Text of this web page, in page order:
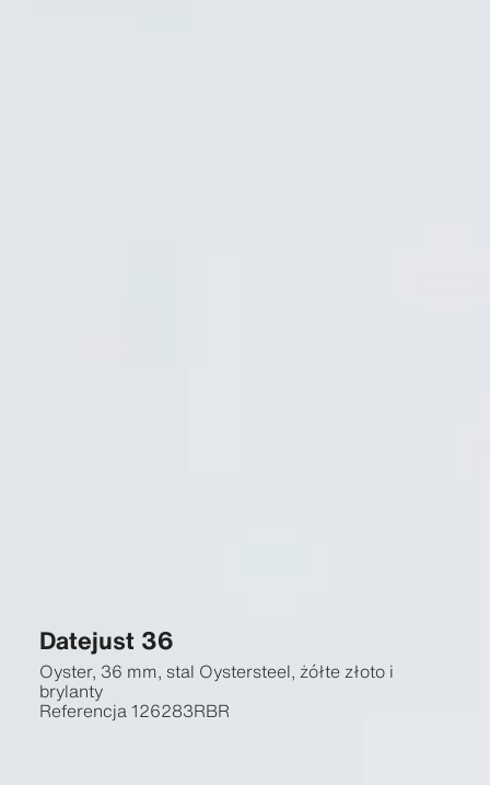
Datejust 36
Oyster, 36 mm, stal Oystersteel, żółte złoto i
brylanty
Referencja126283RBR